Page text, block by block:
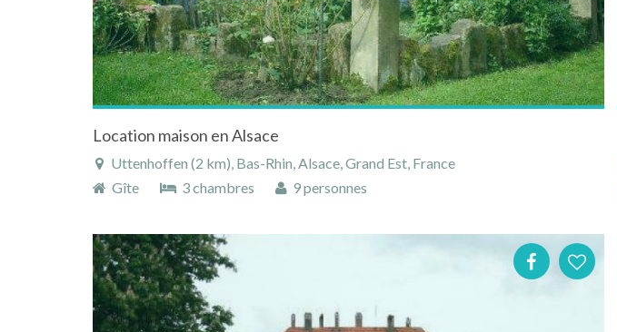
Location maison en Alsace
Uttenhoffen (2 km), Bas-Rhin, Alsace, Grand Est, France
Gîte
3 chambres 9 personnes